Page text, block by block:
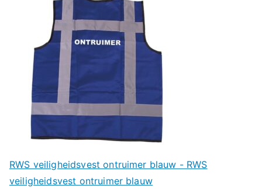
RWS veiligheidsvest ontruimer blauw - RWS
veiligheidsvest ontruimer blauw